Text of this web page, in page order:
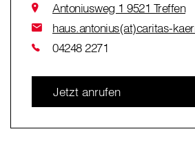
Antoniusweg 1 9521 Treffen
haus.antonius(at)caritas-
04248 2271
Jetzt anrufen